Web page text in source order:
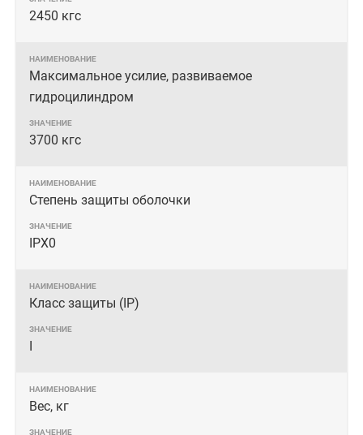
2450 кгс
Максимальное усилие, развиваемое
гидроцилиндром
3700 кгс
Степень защиты оболочки
IPX0
Класс защиты (IP)
I
Вес, кг